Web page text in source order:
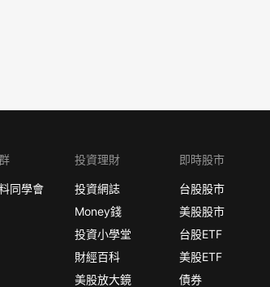
同學會
投資理財
投資網誌
Money錢
投資小學堂
財經百科
美股放大鏡
即時股市
台股股市
美股股市
台股ETF
美股ETF
債券